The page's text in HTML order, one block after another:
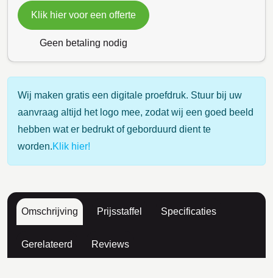
Klik hier voor een offerte
Geen betaling nodig
Wij maken gratis een digitale proefdruk. Stuur bij uw
aanvraag altijd het logo mee, zodat wij een goed beeld
hebben wat er bedrukt of geborduurd dient te
worden.Klik hier!
Omschrijving Prijsstaffel Specificaties
Gerelateerd Reviews